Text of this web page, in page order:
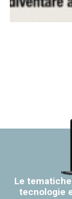
Le
tecnologie